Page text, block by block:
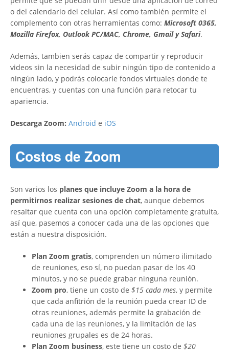
o del calendario del celular. Así como también permite el
complemento con otras herramientas como: Microsoft 0365,
Mozilla Firefox, Outlook PC/MAC, Chrome, Gmail y Safari.
Además, tambien serás capaz de compartir y reproducir
videos sin la necesidad de subir ningún tipo de contenido a
ningún lado, y podrás colocarle fondos virtuales donde te
encuentras, y cuentas con una función para retocar tu
apariencia.
Descarga Zoom: Android e iOS
Costos de Zoom
Son varios los planes que incluye Zoom a la hora de
permitirnos realizar sesiones de chat, aunque debemos
resaltar que cuenta con una opción completamente gratuita,
así que, pasemos a conocer cada una de las opciones que
están a nuestra disposición.
Plan Zoom gratis, comprenden un número ilimitado
de reuniones, eso sí, no puedan pasar de los 40
minutos, y no se puede grabar ninguna reunión.
Zoom pro, tiene un costo de $15 cada mes, y permite
que cada anfitrión de la reunión pueda crear ID de
otras reuniones, además permite la grabación de
cada una de las reuniones, y la limitación de las
reuniones grupales es de 24 horas.
Plan Zoom business, este tiene un costo de $20